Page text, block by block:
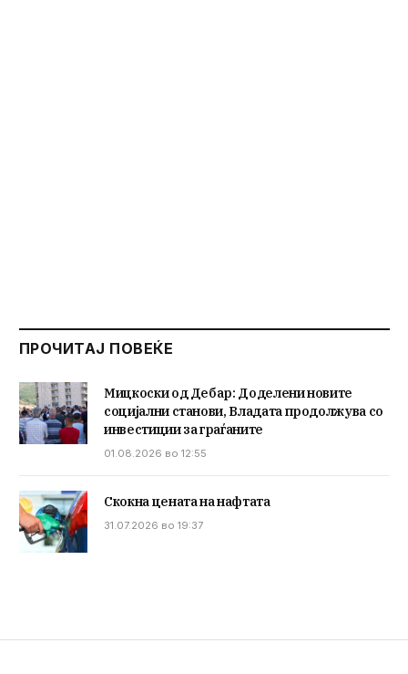
ПРОЧИТАЈ ПОВЕЌЕ
Мицкоски од Дебар: Доделени новите
социјални станови, Владата продолжува со
инвестиции за граѓаните
01.08.2026 во 12:55
Скокна цената на нафтата
31.07.2026 во 19:37